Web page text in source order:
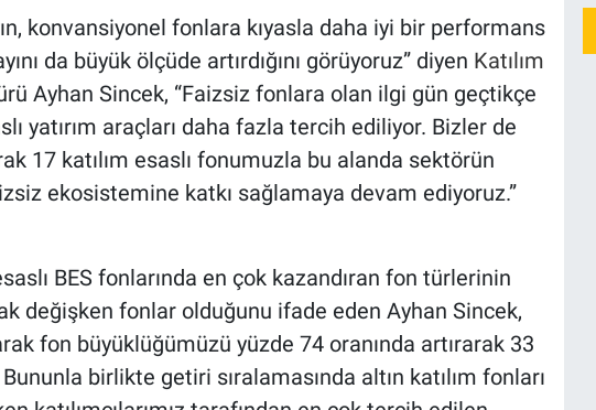
konvansiyonel fonlara kıyasla daha iyi bir performans
da büyük ölçüde artırdığını görüyoruz” diyen Katılım
Ayhan Sincek, “Faizsiz fonlara olan ilgi gün geçtikçe
yatırım araçları daha fazla tercih ediliyor. Bizler de
17 katılım esaslı fonumuzla bu alanda sektörün
ekosistemine katkı sağlamaya devam ediyoruz.”
BES fonlarında en çok kazandıran fon türlerinin
değişken fonlar olduğunu ifade eden Ayhan Sincek,
fon büyüklüğümüzü yüzde 74 oranında artırarak 33
Bununla birlikte getiri sıralamasında altın katılım fonları